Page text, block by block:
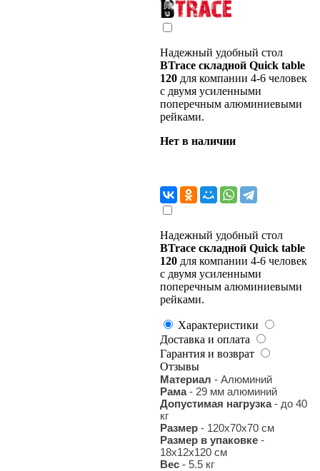
Надежный удобный стол
BTrace складной Quick table
120 для компании 4-6 человек
с двумя усиленными
поперечным алюминиевыми
рейками.
Нет в наличии
Надежный удобный стол
BTrace складной Quick table
120 для компании 4-6 человек
с двумя усиленными
поперечным алюминиевыми
рейками.
Характеристики
Доставка и оплата
Гарантия и возврат
Отзывы
Материал - Алюминий
Рама- 29 мм алюминий
Допустимая нагрузка- до 40
кг
Размер - 120x70x70 см
Размер в упаковке -
18х12х120 см
Вес - 5.5 кг